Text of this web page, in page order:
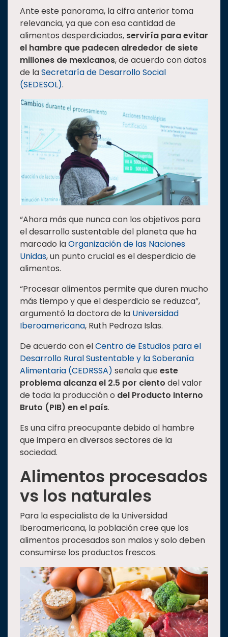
social
Vinculación
Historia
Universiada
Nacional
Ante este panorama, la cifra anterior toma
relevancia, ya que con esa cantidad de
alimentos desperdiciados, serviría para evitar
el hambre que padecen alrededor de siete
millones de mexicanos, de acuerdo con datos
de laSecretaría de Desarrollo Social
(SEDESOL).
“Ahora más que nunca con los objetivos para
el desarrollo sustentable del planeta que ha
marcado laOrganización de las Naciones
Unidas, un punto crucial es el desperdicio de
alimentos.
“Procesar alimentos permite que duren mucho
más tiempo y que el desperdicio se reduzca”,
argumentó la doctora de la Universidad
Iberoamericana, Ruth Pedroza Islas.
De acuerdo con elCentro de Estudios para el
Desarrollo Rural Sustentable y la Soberanía
Alimentaria (CEDRSSA) señala queeste
problema alcanza el 2.5 por ciento del valor
de toda la producción o del Producto Interno
Bruto (PIB) en el país.
Es una cifra preocupante debido al hambre
que impera en diversos sectores de la
sociedad.
Alimentos procesados
vs los naturales
Para la especialista de la Universidad
Iberoamericana, la población cree que los
alimentos procesados son malos y solo deben
consumirse los productos frescos.